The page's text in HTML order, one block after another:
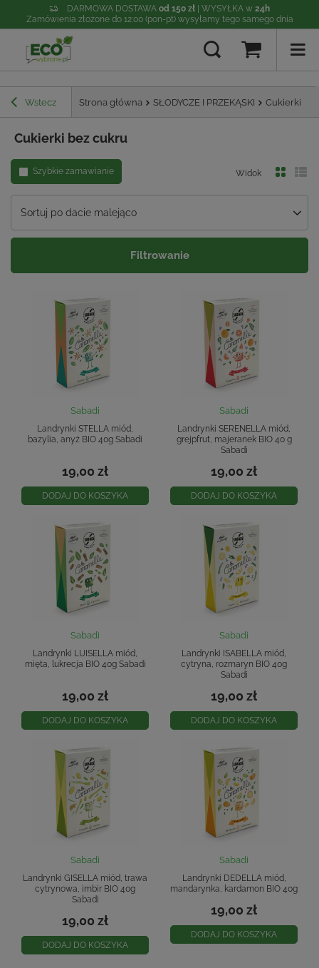
DARMOWA DOSTAWA od 150 zł | WYSYŁKA w 24h
Zamówienia złożone do 12:00 (pon-pt) wysyłamy tego samego dnia
Wstecz Strona główna SŁODYCZE I PRZEKĄSKI Cukierki BIO
Cukierki bez cukru
Szybkie zamawianie
Sortuj po dacie malejąco
Widok
Filtrowanie
Sabadi
Landrynki STELLA miód,
bazylia, anyż BIO 40g Sabadi
19,00 zł
DODAJ DO KOSZYKA
Sabadi
Landrynki SERENELLA miód,
grejpfrut, majeranek BIO 40 g
Sabadi
19,00 zł
DODAJ DO KOSZYKA
Sabadi
Landrynki LUISELLA miód,
mięta, lukrecja BIO 40g Sabadi
19,00 zł
DODAJ DO KOSZYKA
Sabadi
Landrynki ISABELLA miód,
cytryna, rozmaryn BIO 40g
Sabadi
19,00 zł
DODAJ DO KOSZYKA
Sabadi
Landrynki GISELLA miód, trawa
cytrynowa, imbir BIO 40g
Sabadi
19,00 zł
DODAJ DO KOSZYKA
Sabadi
Landrynki DEDELLA miód,
mandarynka, kardamon BIO 40g
19,00 zł
DODAJ DO KOSZYKA